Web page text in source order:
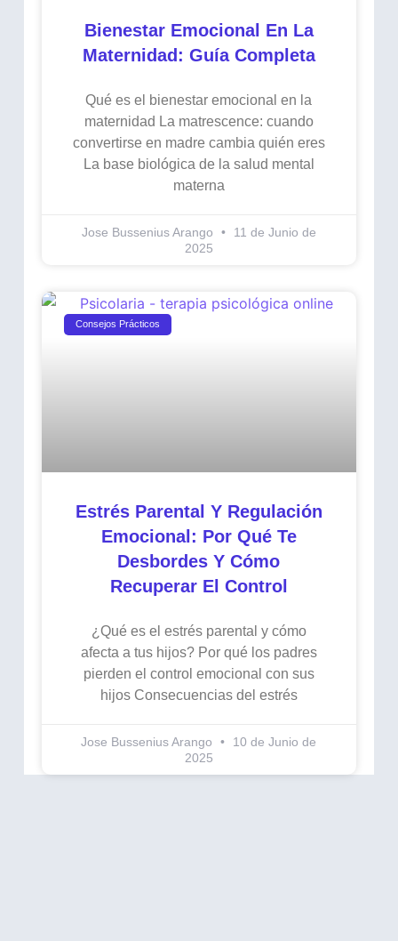
Bienestar Emocional En La
Maternidad: Guía Completa
Qué es el bienestar emocional en la
maternidad La matrescence: cuando
convertirse en madre cambia quién eres
La base biológica de la salud mental
materna
Jose Bussenius Arango
11 de Junio de
2025
Consejos Prácticos
Estrés Parental Y Regulación
Emocional: Por Qué Te
Desbordes Y Cómo
Recuperar El Control
¿Qué es el estrés parental y cómo
afecta a tus hijos? Por qué los padres
pierden el control emocional con sus
hijos Consecuencias del estrés
Jose Bussenius Arango
10 de Junio de
2025